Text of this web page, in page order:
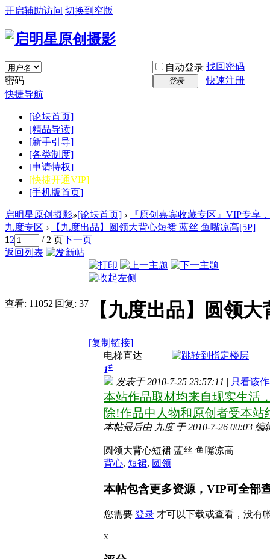
开启辅助访问 切换到窄版
自动登录 找回密码
密码
登录
快速注册
快捷导航
[论坛首页]
[精品导读]
[新手引导]
[各类制度]
[申请特权]
[快捷开通VIP]
[手机版首页]
启明星原创摄影»[论坛首页] ›
『原创嘉宾收藏专区』VIP专享
九度专区 ›
【九度出品】圆领大背心短裙 蓝丝 鱼嘴凉高[5P]
12 / 2 页下一页
返回列表
查看: 11052|回复: 37 【九度出品】圆领
[复制链接]
电梯直达
1#
发表于 2010-7-25 23:57:11 | 只看该
本站作品取材均来自现实生活
除!作品中人物和原创者受本
本帖最后由 九度 于 2010-7-26 00:03 编
圆领大背心短裙 蓝丝 鱼嘴凉高
背心, 短裙, 圆领
本帖包含更多资源，VIP可全部
您需要 登录 才可以下载或查看，没有
x